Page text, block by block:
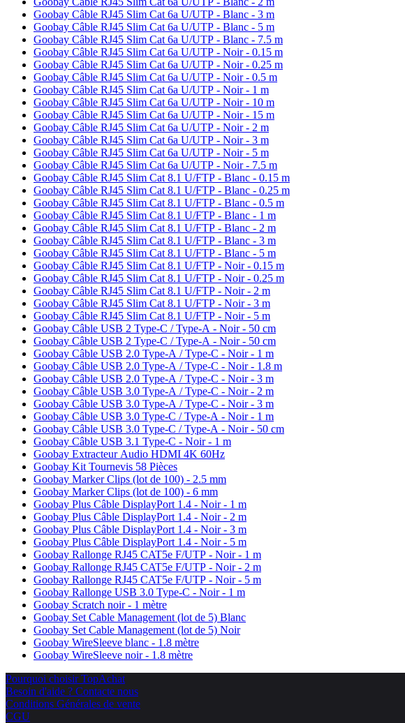
Goobay Câble RJ45 Slim Cat 6a U/UTP - Blanc - 3 m
Goobay Câble RJ45 Slim Cat 6a U/UTP - Blanc - 5 m
Goobay Câble RJ45 Slim Cat 6a U/UTP - Blanc - 7.5 m
Goobay Câble RJ45 Slim Cat 6a U/UTP - Noir - 0.15 m
Goobay Câble RJ45 Slim Cat 6a U/UTP - Noir - 0.25 m
Goobay Câble RJ45 Slim Cat 6a U/UTP - Noir - 0.5 m
Goobay Câble RJ45 Slim Cat 6a U/UTP - Noir - 1 m
Goobay Câble RJ45 Slim Cat 6a U/UTP - Noir - 10 m
Goobay Câble RJ45 Slim Cat 6a U/UTP - Noir - 15 m
Goobay Câble RJ45 Slim Cat 6a U/UTP - Noir - 2 m
Goobay Câble RJ45 Slim Cat 6a U/UTP - Noir - 3 m
Goobay Câble RJ45 Slim Cat 6a U/UTP - Noir - 5 m
Goobay Câble RJ45 Slim Cat 6a U/UTP - Noir - 7.5 m
Goobay Câble RJ45 Slim Cat 8.1 U/FTP - Blanc - 0.15 m
Goobay Câble RJ45 Slim Cat 8.1 U/FTP - Blanc - 0.25 m
Goobay Câble RJ45 Slim Cat 8.1 U/FTP - Blanc - 0.5 m
Goobay Câble RJ45 Slim Cat 8.1 U/FTP - Blanc - 1 m
Goobay Câble RJ45 Slim Cat 8.1 U/FTP - Blanc - 2 m
Goobay Câble RJ45 Slim Cat 8.1 U/FTP - Blanc - 3 m
Goobay Câble RJ45 Slim Cat 8.1 U/FTP - Blanc - 5 m
Goobay Câble RJ45 Slim Cat 8.1 U/FTP - Noir - 0.15 m
Goobay Câble RJ45 Slim Cat 8.1 U/FTP - Noir - 0.25 m
Goobay Câble RJ45 Slim Cat 8.1 U/FTP - Noir - 2 m
Goobay Câble RJ45 Slim Cat 8.1 U/FTP - Noir - 3 m
Goobay Câble RJ45 Slim Cat 8.1 U/FTP - Noir - 5 m
Goobay Câble USB 2 Type-C / Type-A - Noir - 50 cm
Goobay Câble USB 2 Type-C / Type-A - Noir - 50 cm
Goobay Câble USB 2.0 Type-A / Type-C - Noir - 1 m
Goobay Câble USB 2.0 Type-A / Type-C - Noir - 1.8 m
Goobay Câble USB 2.0 Type-A / Type-C - Noir - 3 m
Goobay Câble USB 3.0 Type-A / Type-C - Noir - 2 m
Goobay Câble USB 3.0 Type-A / Type-C - Noir - 3 m
Goobay Câble USB 3.0 Type-C / Type-A - Noir - 1 m
Goobay Câble USB 3.0 Type-C / Type-A - Noir - 50 cm
Goobay Câble USB 3.1 Type-C - Noir - 1 m
Goobay Extracteur Audio HDMI 4K 60Hz
Goobay Kit Tournevis 58 Pièces
Goobay Marker Clips (lot de 100) - 2.5 mm
Goobay Marker Clips (lot de 100) - 6 mm
Goobay Plus Câble DisplayPort 1.4 - Noir - 1 m
Goobay Plus Câble DisplayPort 1.4 - Noir - 2 m
Goobay Plus Câble DisplayPort 1.4 - Noir - 3 m
Goobay Plus Câble DisplayPort 1.4 - Noir - 5 m
Goobay Rallonge RJ45 CAT5e F/UTP - Noir - 1 m
Goobay Rallonge RJ45 CAT5e F/UTP - Noir - 2 m
Goobay Rallonge RJ45 CAT5e F/UTP - Noir - 5 m
Goobay Rallonge USB 3.0 Type-C - Noir - 1 m
Goobay Scratch noir - 1 mètre
Goobay Set Cable Management (lot de 5) Blanc
Goobay Set Cable Management (lot de 5) Noir
Goobay WireSleeve blanc - 1.8 mètre
Goobay WireSleeve noir - 1.8 mètre
Pourquoi choisir TopAchat
Besoin d'aide ? Contacte nous
Conditions Générales de vente
CGU